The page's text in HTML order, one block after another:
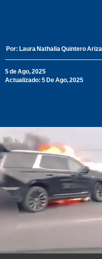
Por: Laura Nathalia Quintero Ariza
5 de Ago, 2025
Actualizado: 5 De Ago, 2025